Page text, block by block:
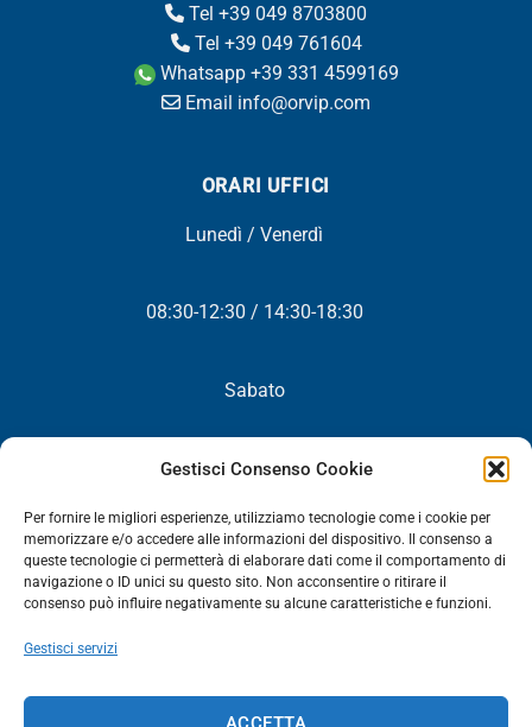
Gestisci Consenso Cookie
Per fornire le migliori esperienze, utilizziamo tecnologie come i cookie per
memorizzare e/o accedere alle informazioni del dispositivo. Il consenso a
queste tecnologie ci permetterà di elaborare dati come il comportamento di
navigazione o ID unici su questo sito. Non acconsentire o ritirare il
consenso può influire negativamente su alcune caratteristiche e funzioni.
Gestisci servizi
Tel +39 049 8703800
Tel +39 049 761604
Whatsapp +39 331 4599169
Email info@orvip.com
ORARI UFFICI
Lunedì / Venerdì
08:30-12:30 / 14:30-18:30
Sabato
Chiuso
NEWSLETTER
NEWSLETTER